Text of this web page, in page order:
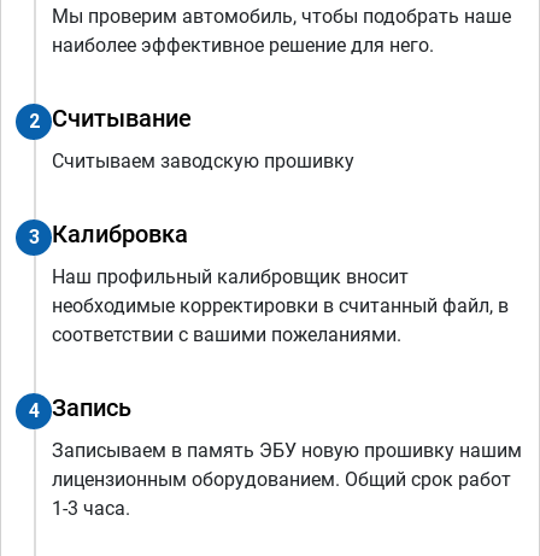
Мы проверим автомобиль, чтобы подобрать наше
наиболее эффективное решение для него.
2 Считывание
Считываем заводскую прошивку
3 Калибровка
Наш профильный калибровщик вносит
необходимые корректировки в считанный файл, в
соответствии с вашими пожеланиями.
4 Запись
Записываем в память ЭБУ новую прошивку нашим
лицензионным оборудованием. Общий срок работ
1-3 часа.